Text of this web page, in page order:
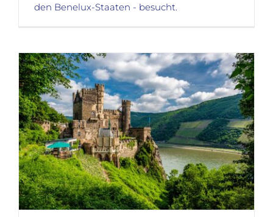
den Benelux-Staaten - besucht.